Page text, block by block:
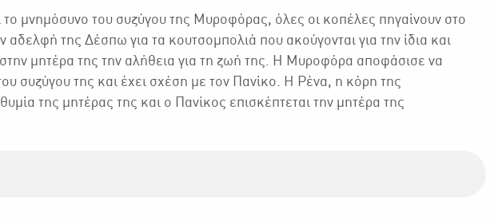
το μνημόσυνο του συζύγου της Μυροφόρας, όλες οι κοπέλες πηγαίνουν στο
της Δέσπω για τα κουτσομπολιά που ακούγονται για την ίδια και
μητέρα της την αλήθεια για τη ζωή της. Η Μυροφόρα αποφάσισε να
συζύγου της και έχει σχέση με τον Πανίκο. Η Ρένα, η κόρη της
της μητέρας της και ο Πανίκος επισκέπτεται την μητέρα της